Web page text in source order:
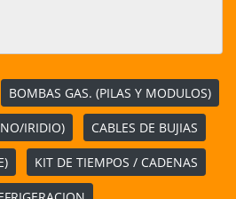
BOMBAS GAS. (PILAS Y MODULOS)
IRIDIO) CABLES DE BUJIAS
KIT DE TIEMPOS / CADENAS